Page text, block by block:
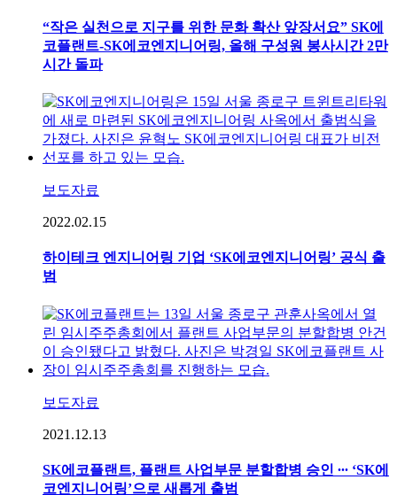
“작은 실천으로 지구를 위한 문화 확산 앞장서요” SK에
코플랜트-SK에코엔지니어링, 올해 구성원 봉사시간 2만
시간 돌파
보도자료
2022.02.15
하이테크 엔지니어링 기업 ‘SK에코엔지니어링’ 공식 출
범
보도자료
2021.12.13
SK에코플랜트, 플랜트 사업부문 분할합병 승인 ∙∙∙ ‘SK에
코엔지니어링’으로 새롭게 출범